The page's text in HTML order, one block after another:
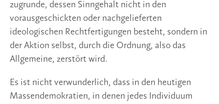
zugrunde, dessen Sinngehalt nicht in den
vorausgeschickten oder nachgelieferten
ideologischen Rechtfertigungen besteht, sondern in
der Aktion selbst, durch die Ordnung, also das
Allgemeine, zerstört wird.
Es ist nicht verwunderlich, dass in den heutigen
Massendemokratien, in denen jedes Individuum